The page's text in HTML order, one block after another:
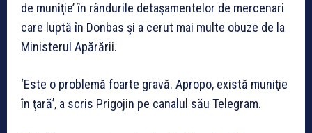
de muniţie’ în rândurile detaşamentelor de mercenari
care luptă în Donbas şi a cerut mai multe obuze de la
Ministerul Apărării.
‘Este o problemă foarte gravă. Apropo, există muniţie
în ţară’, a scris Prigojin pe canalul său Telegram.